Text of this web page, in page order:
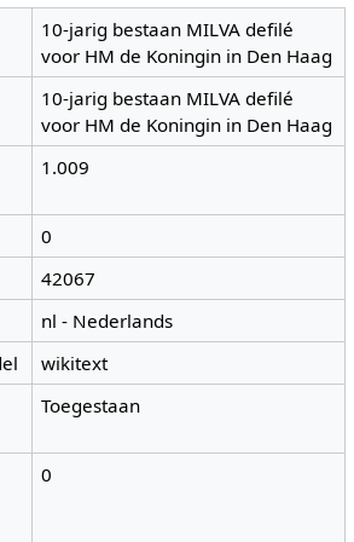
10-jarig bestaan MILVA defilé
voor HM de Koningin in Den Haag
10-jarig bestaan MILVA defilé
voor HM de Koningin in Den Haag
1.009
0
42067
nl - Nederlands
wikitext
Toegestaan
0